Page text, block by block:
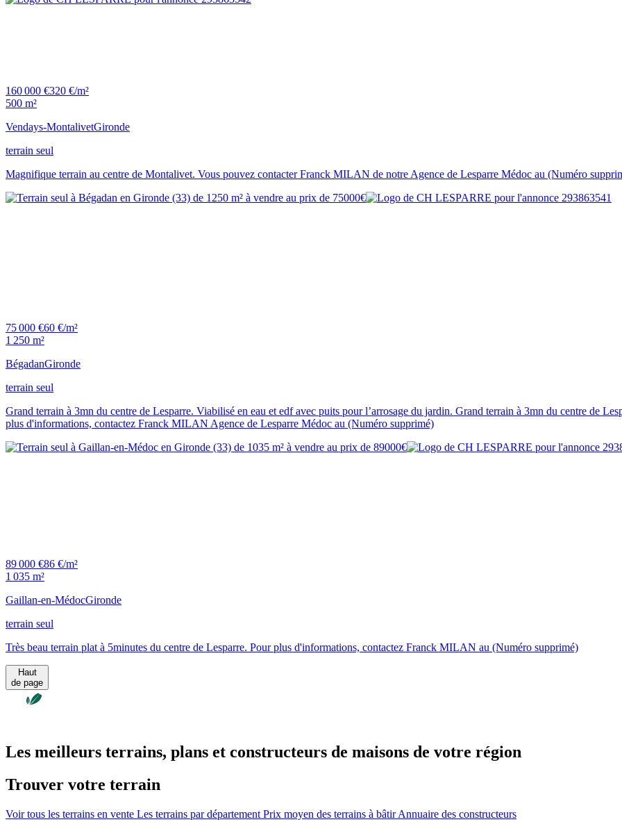
160 000 €320 €/m²
500 m²
Vendays-MontalivetGironde
terrain seul
Magnifique terrain au centre de Montalivet. Vous pouvez contacter Franck MILAN de notre Agence de Lesparre Médoc au (Numéro
75 000 €60 €/m²
1 250 m²
BégadanGironde
terrain seul
Grand terrain à 3mn du centre de Lesparre. Viabilisé en eau et edf avec puits pour l’arrosage du jardin. Grand terrain à 3mn du centre de
plus d'informations, contactez Franck MILAN Agence de Lesparre Médoc au (Numéro supprimé)
89 000 €86 €/m²
1 035 m²
Gaillan-en-MédocGironde
terrain seul
Très beau terrain plat à 5minutes du centre de Lesparre. Pour plus d'informations, contactez Franck MILAN au (Numéro supprimé)
Haut
de page
Les meilleurs terrains, plans et constructeurs de maisons de votre région
Trouver votre terrain
Voir tous les terrains en vente Les terrains par département Prix moyen des terrains à bâtirAnnuaire des constructeurs